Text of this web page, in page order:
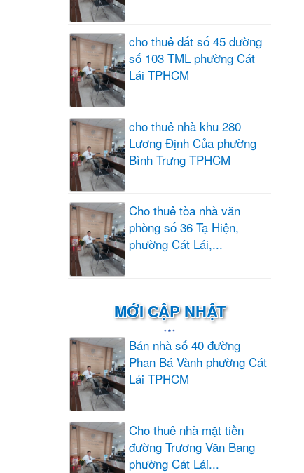
cho thuê đất số 45 đường
số 103 TML phường Cát
Lái TPHCM
cho thuê nhà khu 280
Lương Định Của phường
Bình Trưng TPHCM
Cho thuê tòa nhà văn
phòng số 36 Tạ Hiện,
phường Cát Lái,...
MỚI CẬP NHẬT
Bán nhà số 40 đường
Phan Bá Vành phường Cát
Lái TPHCM
Cho thuê nhà mặt tiền
đường Trương Văn Bang
phường Cát Lái...